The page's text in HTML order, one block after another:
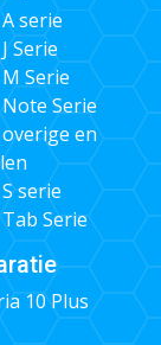
serie
Serie
Serie
Serie
en
serie
Serie
10 Plus